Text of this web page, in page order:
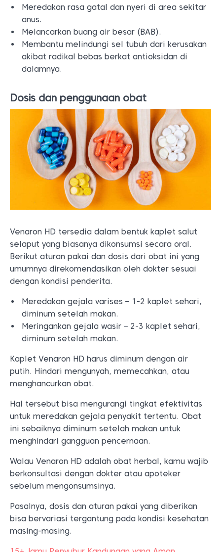
Meredakan rasa gatal dan nyeri di area sekitar
anus.
Melancarkan buang air besar (BAB).
Membantu melindungi sel tubuh dari kerusakan
akibat radikal bebas berkat antioksidan di
dalamnya.
Dosis dan penggunaan obat
Venaron HD tersedia dalam bentuk kaplet salut
selaput yang biasanya dikonsumsi secara oral.
Berikut aturan pakai dan dosis dari obat ini yang
umumnya direkomendasikan oleh dokter sesuai
dengan kondisi penderita.
Meredakan gejala varises – 1-2 kaplet sehari,
diminum setelah makan.
Meringankan gejala wasir – 2-3 kaplet sehari,
diminum setelah makan.
Kaplet Venaron HD harus diminum dengan air
putih. Hindari mengunyah, memecahkan, atau
menghancurkan obat.
Hal tersebut bisa mengurangi tingkat efektivitas
untuk meredakan gejala penyakit tertentu. Obat
ini sebaiknya diminum setelah makan untuk
menghindari gangguan pencernaan.
Walau Venaron HD adalah obat herbal, kamu wajib
berkonsultasi dengan dokter atau apoteker
sebelum mengonsumsinya.
Pasalnya, dosis dan aturan pakai yang diberikan
bisa bervariasi tergantung pada kondisi kesehatan
masing-masing.